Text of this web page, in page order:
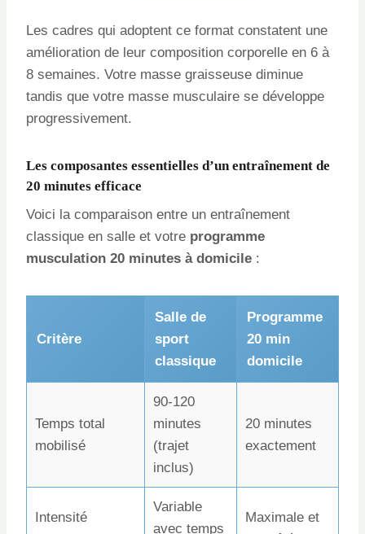
Les cadres qui adoptent ce format constatent une
amélioration de leur composition corporelle en 6 à
8 semaines. Votre masse graisseuse diminue
tandis que votre masse musculaire se développe
progressivement.
Les composantes essentielles d’un entraînement de
20 minutes efficace
Voici la comparaison entre un entraînement
classique en salle et votre programme
musculation 20 minutes à domicile :
Critère
Salle de
sport
classique
Programme
20 min
domicile
Temps total
mobilisé
90-120
minutes
(trajet
inclus)
20 minutes
exactement
Intensité
Variable
avec temps
Maximale et